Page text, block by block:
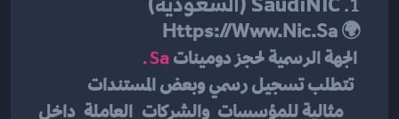
🌍
Https://www.nic.sa
.sa
  تتطلب تسجيل رسمي وبعض المستندات